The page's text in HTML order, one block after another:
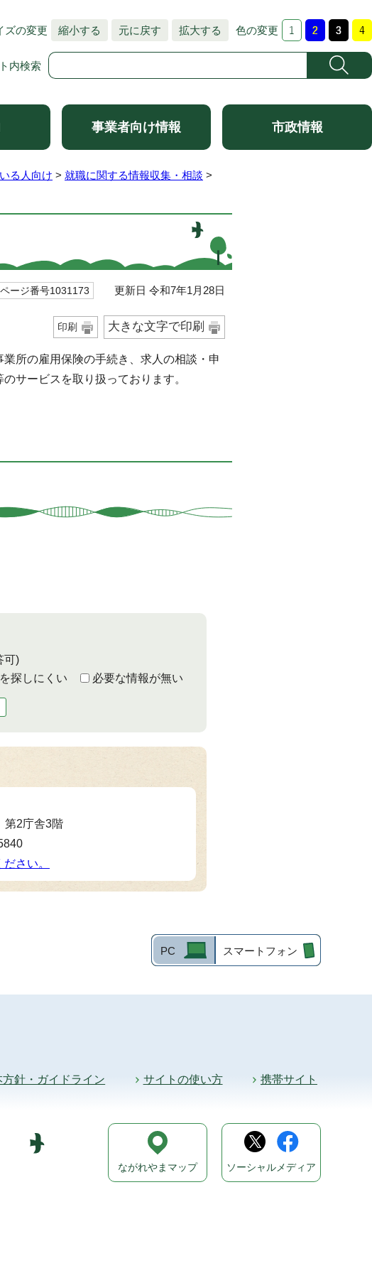
ズの変更 縮小する 元に戻す 拡大する 色の変更
内検索
事業者向け情報 市政情報
る人向け > 就職に関する情報収集・相談 >
ページ番号1031173 更新日 令和7年1月28日
印刷 大きな文字で印刷
所の雇用保険の手続き、求人の相談・申
サービスを取り扱っております。
可)
探しにくい 必要な情報が無い
2庁舎3階
さい。
PC スマートフォン
針・ガイドライン サイトの使い方 携帯サイト
ながれやまマップ ソーシャルメディア